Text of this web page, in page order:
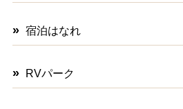
宿泊はなれ
RVパーク